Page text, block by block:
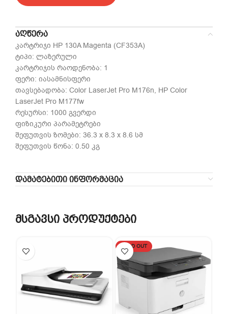
ᲐᲦᲬᲔᲠᲐ
კარტრიჯი HP 130A Magenta (CF353A)
ტიპი: ლაზერული
კარტრიჯის რაოდენობა: 1
ფერი: იასამნისფერი
თავსებადობა: Color LaserJet Pro M176n, HP Color
LaserJet Pro M177fw
რესურსი: 1000 გვერდი
ფიზიკური პარამეტრები
შეფუთვის ზომები: 36.3 x 8.3 x 8.6 სმ
შეფუთვის წონა: 0.50 კგ
ᲓᲐᲛᲐᲢᲔᲑᲘᲗᲘ ᲘᲜᲤᲝᲠᲛᲐᲪᲘᲐ
მსგავსი პროდუქტები
SOLD OUT